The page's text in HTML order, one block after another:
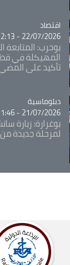
Catégorie
اقتصاد
22/07/2026 - 12:13
بوحرب: المتابعة
المهيكلة في
تأكيد على المضي
Catégorie
دبلوماسية
21/07/2026 - 11:46
بوغرارة: زيارة
لمرحلة جديدة من